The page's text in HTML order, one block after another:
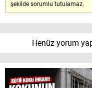
şekilde sorumlu tutulamaz.
Henüz yorum